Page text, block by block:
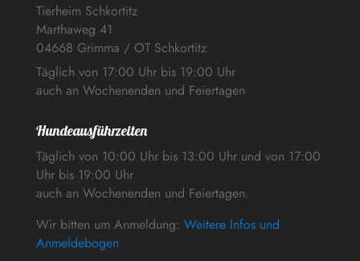
Tierheim Schkortitz
Marthaweg 41
04668 Grimma / OT Schkortitz
Täglich von 17:00 Uhr bis 19:00 Uhr
auch an Wochenenden und Feiertagen
Hundeausführzeiten
Täglich von 10:00 Uhr bis 13:00 Uhr und von 17:00
Uhr bis 19:00 Uhr
auch an Wochenenden und Feiertagen.
Wir bitten um Anmeldung: Weitere Infos und
Anmeldebogen